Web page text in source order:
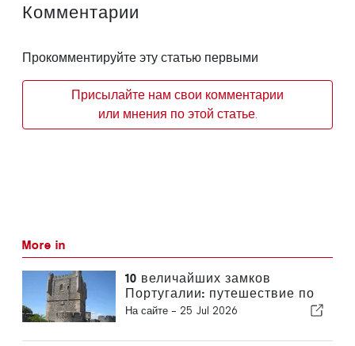
Комментарии
Прокомментируйте эту статью первыми
Присылайте нам свои комментарии
или мнения по этой статье.
More in
10 величайших замков
Португалии: путешествие по
истории страны
На сайте - 25 Jul 2026